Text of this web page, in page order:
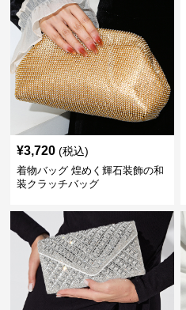
¥3,720 (税込)
着物バッグ 煌めく輝石装飾の和
装クラッチバッグ